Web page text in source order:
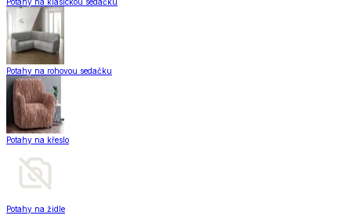
Potahy na rohovou sedačku
Potahy na křeslo
Potahy na židle